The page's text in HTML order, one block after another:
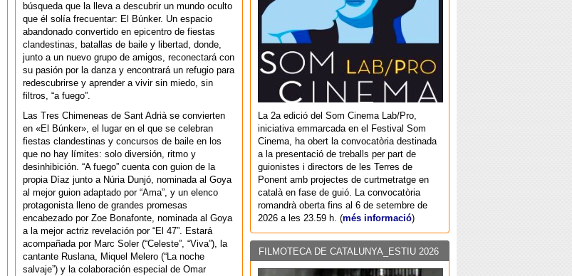
La 2a edició del Som Cinema Lab/Pro,
iniciativa emmarcada en el Festival Som
Cinema, ha obert la convocatòria destinada
a la presentació de treballs per part de
guionistes i directors de les Terres de
Ponent amb projectes de curtmetratge en
català en fase de guió. La convocatòria
romandrà oberta fins al 6 de setembre de
2026 a les 23.59 h. (més informació)
FILMOTECA DE CATALUNYA_ESTIU 2026
búsqueda que la lleva a descubrir un mundo oculto
que él solía frecuentar: El Búnker. Un espacio
abandonado convertido en epicentro de fiestas
clandestinas, batallas de baile y libertad, donde,
junto a un nuevo grupo de amigos, reconectará con
su pasión por la danza y encontrará un refugio para
redescubrirse y aprender a vivir sin miedo, sin
filtros, “a fuego”.
Las Tres Chimeneas de Sant Adrià se convierten
en «El Búnker», el lugar en el que se celebran
fiestas clandestinas y concursos de baile en los
que no hay límites: solo diversión, ritmo y
desinhibición. “A fuego” cuenta con guion de la
propia Díaz junto a Núria Dunjó, nominada al Goya
al mejor guion adaptado por “Ama”, y un elenco
protagonista lleno de grandes promesas
encabezado por Zoe Bonafonte, nominada al Goya
a la mejor actriz revelación por “El 47”. Estará
acompañada por Marc Soler (“Celeste”, “Viva”), la
cantante Ruslana, Miquel Melero (“La noche
salvaje”) y la colaboración especial de Omar